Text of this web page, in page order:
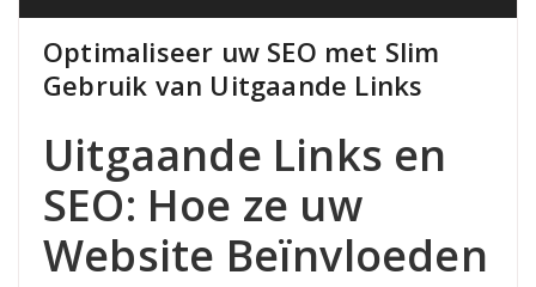
Optimaliseer uw SEO met Slim
Gebruik van Uitgaande Links
Uitgaande Links en
SEO: Hoe ze uw
Website Beïnvloeden